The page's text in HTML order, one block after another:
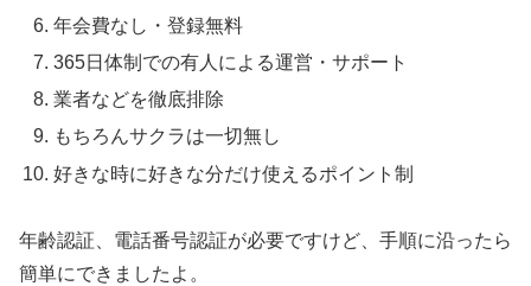
年会費なし・登録無料
365日体制での有人による運営・サポート
業者などを徹底排除
もちろんサクラは一切無し
好きな時に好きな分だけ使えるポイント制
年齢認証、電話番号認証が必要ですけど、手順に沿ったら
簡単にできましたよ。